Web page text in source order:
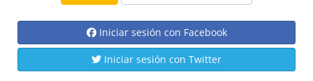
Iniciar sesión con Facebook
Iniciar sesión con Twitter